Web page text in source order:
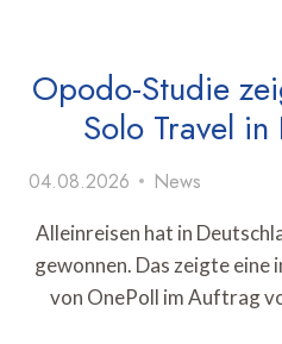
Opodo-Studie
Solo Travel
04.08.2026 News
Alleinreisen hat in
gewonnen. Das zeigte
von OnePoll im Auftrag